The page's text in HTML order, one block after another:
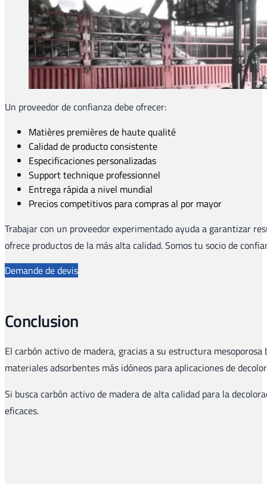
Un proveedor de confianza debe ofrecer:
Matières premières de haute qualité
Calidad de producto consistente
Especificaciones personalizadas
Support technique professionnel
Entrega rápida a nivel mundial
Precios competitivos para compras al por mayor
Trabajar con un proveedor experimentado ayuda a garantizar
ofrece productos de la más alta calidad. Somos tu socio de
Demande de devis
Conclusion
El carbón activo de madera, gracias a su estructura
materiales adsorbentes más idóneos para aplicaciones de
Si busca carbón activo de madera de alta calidad para la
eficaces.